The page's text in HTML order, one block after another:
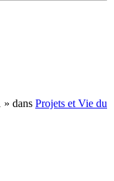
» dans Projets et Vie du